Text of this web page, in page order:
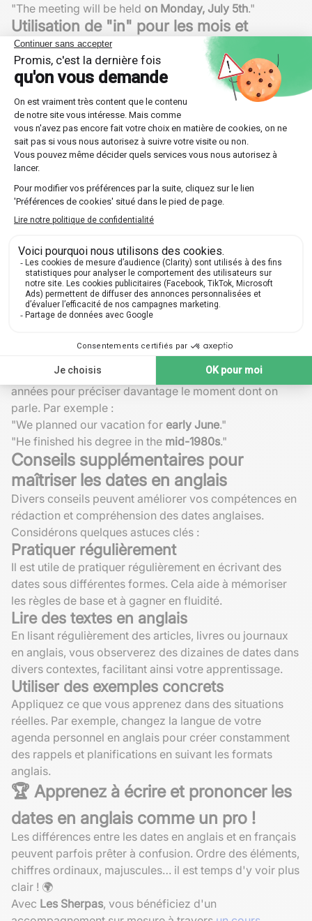
"The meeting will be held on Monday, July 5th."
Utilisation de "in" pour les mois et
années
Quand il s'agit demoisou d'années
sans mentionner un
jour spécifique, on utilise "in". Par exemple :
"She was born
in April 1990
"They metin June."
Expressions courantes impliquant des
dates
Certaines expressions en anglais utilisent les dates de
manière idiomatique. Les comprendre est essentiel pour
naviguer parmi les subtilités de la langue.
L'expression "date" vs "appointment"
amoureux contrairement à l'utilisation professionnelle
de "appointment". Par exemple :
"I have a doctor'sappointmenton Saturday."
"Do you have adatetonight ?"
Utilisation des termes "early", "mid-" et
"late" avec les dates
On peut combiner les termes "early" (début), "mid-"
(milieu) et "late" (fin) avec les noms des mois ou des
années pour préciser davantage le moment dont on
parle. Par exemple :
"We planned our vacation for early June."
"He finished his degree in the mid-1980s."
Conseils supplémentaires pour
maîtriser les dates en anglais
Divers conseils peuvent améliorer vos compétences en
rédaction et compréhension des dates anglaises.
Considérons quelques astuces clés :
Pratiquer régulièrement
Il est utile de pratiquer régulièrement en écrivant des
dates sous différentes formes. Cela aide à mémoriser
les règles de base et à gagner en fluidité.
Lire des textes en anglais
En lisant régulièrement des articles, livres ou journaux
en anglais, vous observerez des dizaines de dates dans
divers contextes, facilitant ainsi votre apprentissage.
Utiliser des exemples concrets
Appliquez ce que vous apprenez dans des situations
réelles. Par exemple, changez la langue de votre
agenda personnel en anglais pour créer constamment
des rappels et planifications en suivant les formats
anglais.
🏆 Apprenez à écrire et prononcer les
dates en anglais comme un pro !
Les différences entre les dates en anglais et en français
peuvent parfois prêter à confusion. Ordre des éléments,
chiffres ordinaux, majuscules… il est temps d'y voir plus
clair ! 🌍
Avec Les Sherpas, vous bénéficiez d'un